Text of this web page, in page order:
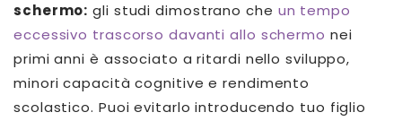
schermo: gli studi dimostrano che un tempo
eccessivo trascorso davanti allo schermo nei
primi anni è associato a ritardi nello sviluppo,
minori capacità cognitive e rendimento
scolastico. Puoi evitarlo introducendo tuo figlio